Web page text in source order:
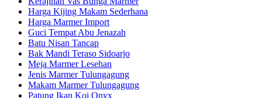
Harga Kijing Makam Sederhana
Harga Marmer Import
Guci Tempat Abu Jenazah
Batu Nisan Tancap
Bak Mandi Teraso Sidoarjo
Meja Marmer Lesehan
Jenis Marmer Tulungagung
Makam Marmer Tulungagung
Patung Ikan Koi Onyx